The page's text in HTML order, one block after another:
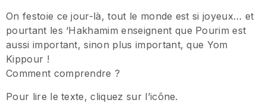
On festoie ce jour-là, tout le monde est si joyeux… et
pourtant les ‘Hakhamim enseignent que Pourim est
aussi important, sinon plus important, que Yom
Kippour !
Comment comprendre ?
Pour lire le texte, cliquez sur l’icône.